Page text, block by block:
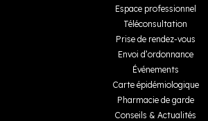
Espace professionnel
Téléconsultation
Prise de rendez-vous
Envoi d’ordonnance
Événements
Carte épidémiologique
Pharmacie de garde
Conseils & Actualités